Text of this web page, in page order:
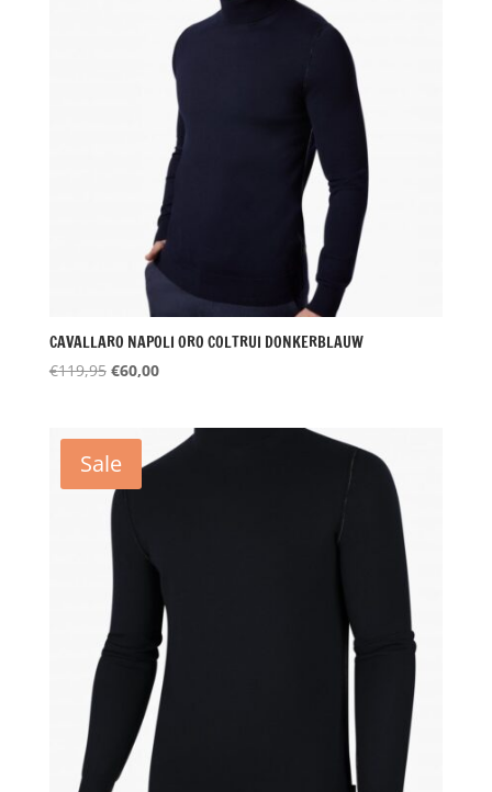
CAVALLARO NAPOLI ORO COLTRUI DONKERBLAUW
€119,95 Oorspronkelijke
€119,95.
€60,00Huidige
€60,00.
Sale